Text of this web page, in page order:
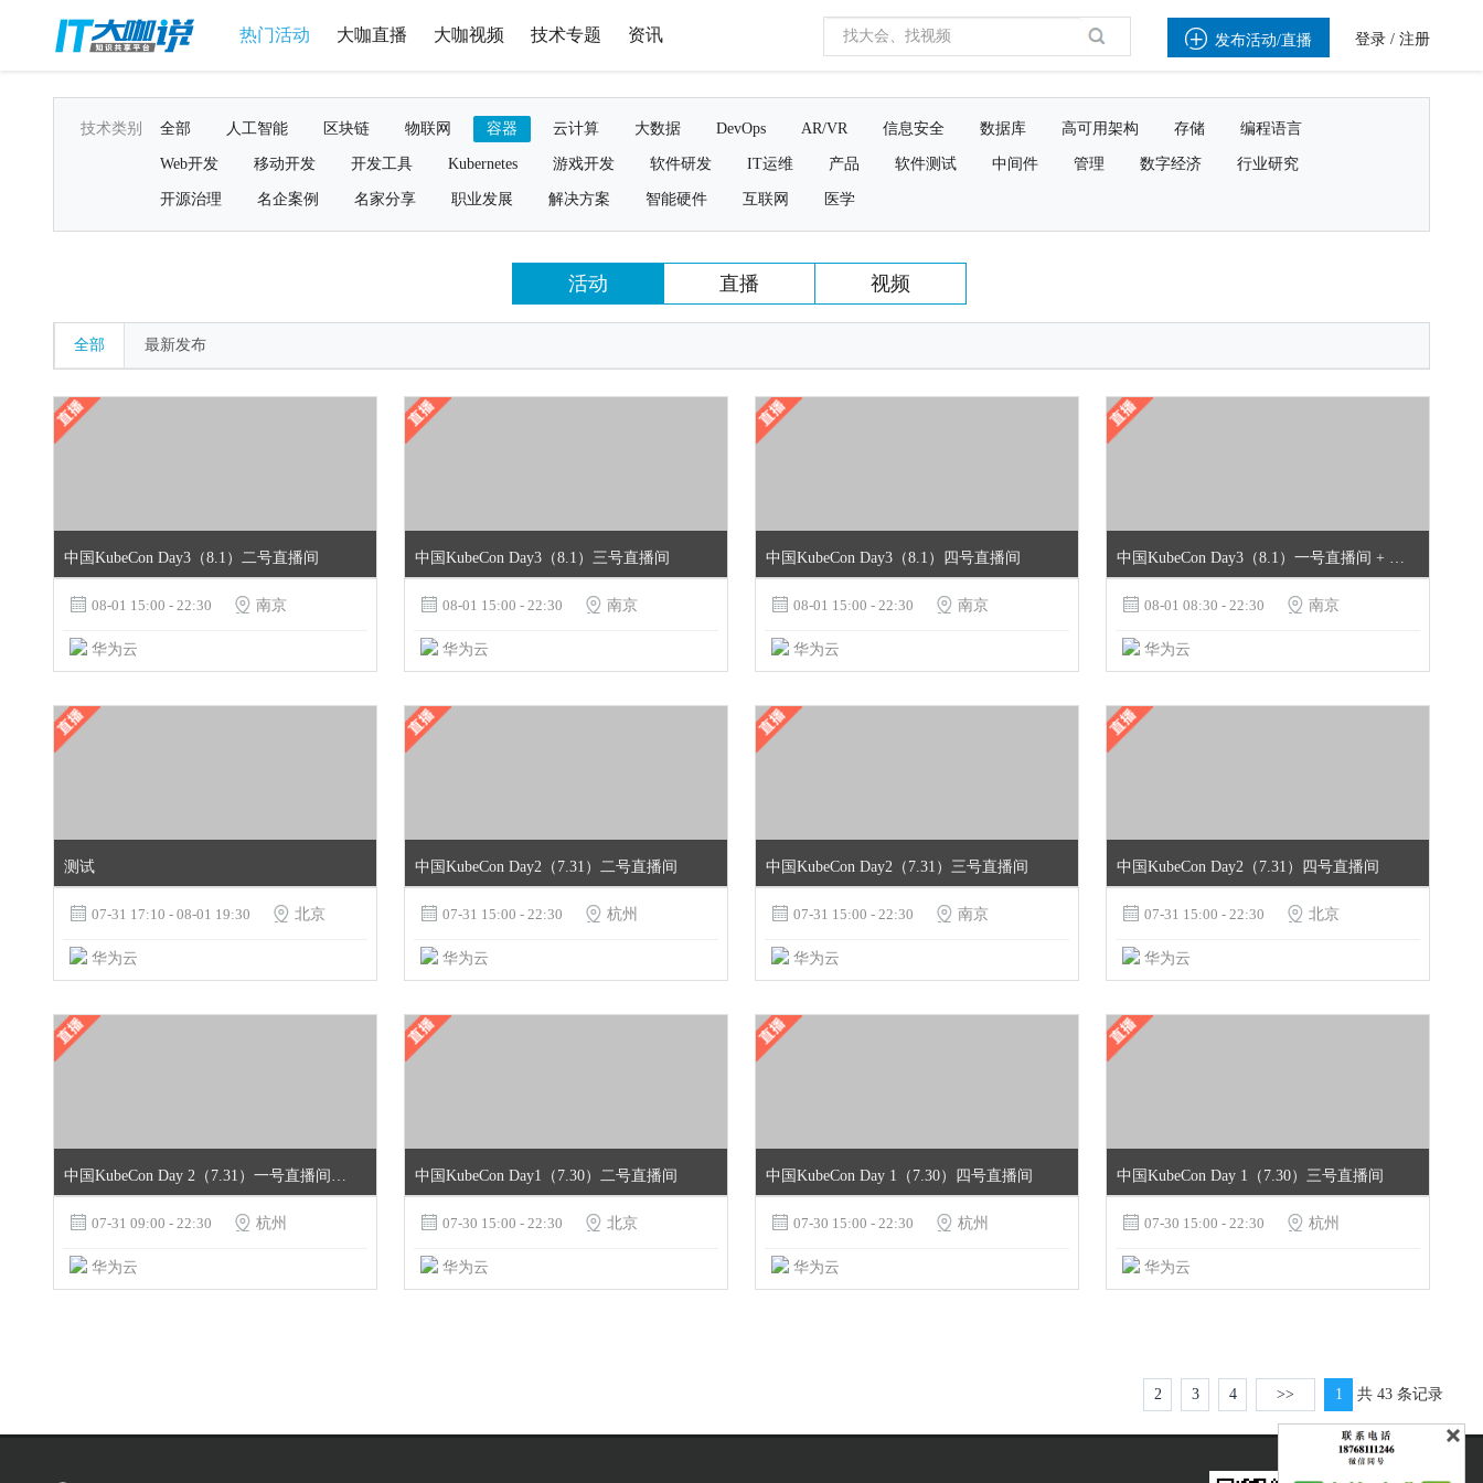
热门活动 大咖直播 大咖视频 技术专题 资讯  发布活动/直播 登录 / 注册
技术类别 全部 人工智能 区块链 物联网 容器 云计算 大数据 DevOps AR/VR 信息安全 数据库 高可用架构 存储 编程语言
Web开发 移动开发 开发工具 Kubernetes 游戏开发 软件研发 IT运维 产品 软件测试 中间件 管理 数字经济 行业研究
开源治理 名企案例 名家分享 职业发展 解决方案 智能硬件 互联网 医学
活动 直播 视频
全部 最新发布
中国KubeCon Day3（8.1）二号直播间
 08-01 15:00 - 22:30  南京
华为云
中国KubeCon Day3（8.1）三号直播间
 08-01 15:00 - 22:30  南京
华为云
中国KubeCon Day3（8.1）四号直播间
 08-01 15:00 - 22:30  南京
华为云
中国KubeCon Day3（8.1）一号直播间 + openGauss与云原生专场
 08-01 08:30 - 22:30  南京
华为云
测试
 07-31 17:10 - 08-01 19:30  北京
华为云
中国KubeCon Day2（7.31）二号直播间
 07-31 15:00 - 22:30  杭州
华为云
中国KubeCon Day2（7.31）三号直播间
 07-31 15:00 - 22:30  南京
华为云
中国KubeCon Day2（7.31）四号直播间
 07-31 15:00 - 22:30  北京
华为云
中国KubeCon Day 2（7.31）一号直播间+MindSpore与云原生专场
 07-31 09:00 - 22:30  杭州
华为云
中国KubeCon Day1（7.30）二号直播间
 07-30 15:00 - 22:30  北京
华为云
中国KubeCon Day 1（7.30）四号直播间
 07-30 15:00 - 22:30  杭州
华为云
中国KubeCon Day 1（7.30）三号直播间
 07-30 15:00 - 22:30  杭州
华为云
1
2 3 4 >> 共 43 条记录